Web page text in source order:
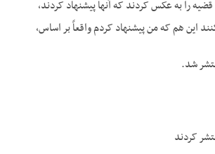
را به عکس کردند که آنها پیشنهاد کردند،
این هم که من پیشنهاد کردم واقعاً بر اساس،
شد.
کردند